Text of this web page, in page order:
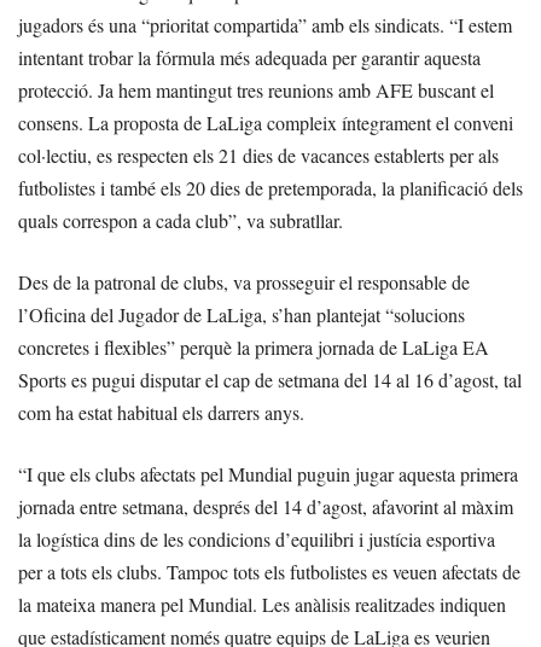
jugadors és una “prioritat compartida” amb els sindicats. “I estem
intentant trobar la fórmula més adequada per garantir aquesta
protecció. Ja hem mantingut tres reunions amb AFE buscant el
consens. La proposta de LaLiga compleix íntegrament el conveni
col·lectiu, es respecten els 21 dies de vacances establerts per als
futbolistes i també els 20 dies de pretemporada, la planificació dels
quals correspon a cada club”, va subratllar.
Des de la patronal de clubs, va prosseguir el responsable de
l’Oficina del Jugador de LaLiga, s’han plantejat “solucions
concretes i flexibles” perquè la primera jornada de LaLiga EA
Sports es pugui disputar el cap de setmana del 14 al 16 d’agost, tal
com ha estat habitual els darrers anys.
“I que els clubs afectats pel Mundial puguin jugar aquesta primera
jornada entre setmana, després del 14 d’agost, afavorint al màxim
la logística dins de les condicions d’equilibri i justícia esportiva
per a tots els clubs. Tampoc tots els futbolistes es veuen afectats de
la mateixa manera pel Mundial. Les anàlisis realitzades indiquen
que estadísticament només quatre equips de LaLiga es veurien